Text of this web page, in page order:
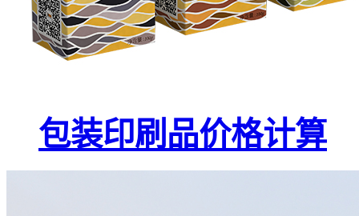
包装印刷品价格计算